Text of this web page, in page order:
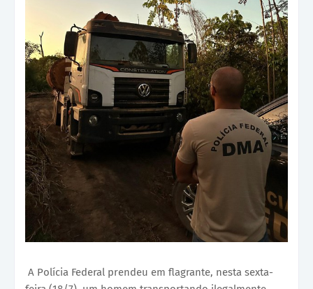
A Polícia Federal prendeu em flagrante, nesta sexta-